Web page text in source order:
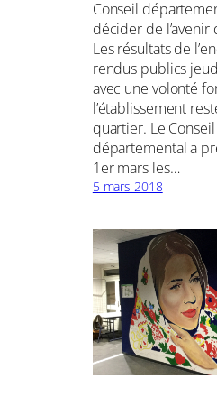
Conseil
décider de
Les résultats de
rendus publics
avec une volonté
l’établissement
quartier. Le Conseil
départemental a
1er mars les…
5 mars 2018